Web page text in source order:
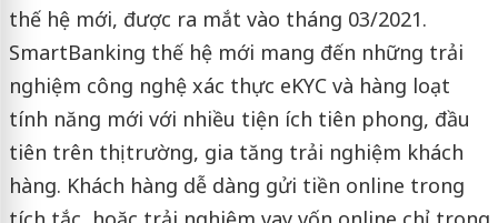
thế hệ mới, được ra mắt vào tháng 03/2021.
SmartBanking thế hệ mới mang đến những trải
nghiệm công nghệ xác thực eKYC và hàng loạt
tính năng mới với nhiều tiện ích tiên phong, đầu
tiên trên thị trường, gia tăng trải nghiệm khách
hàng. Khách hàng dễ dàng gửi tiền online trong